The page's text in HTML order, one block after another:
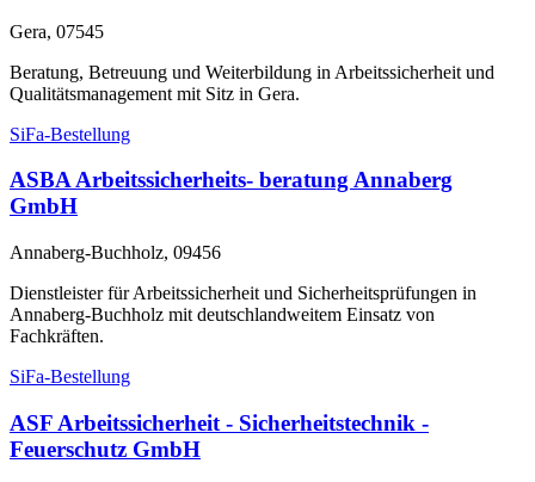
Gera, 07545
Beratung, Betreuung und Weiterbildung in Arbeitssicherheit und
Qualitätsmanagement mit Sitz in Gera.
SiFa-Bestellung
ASBA Arbeitssicherheits- beratung Annaberg
GmbH
Annaberg-Buchholz, 09456
Dienstleister für Arbeitssicherheit und Sicherheitsprüfungen in
Annaberg-Buchholz mit deutschlandweitem Einsatz von
Fachkräften.
SiFa-Bestellung
ASF Arbeitssicherheit - Sicherheitstechnik -
Feuerschutz GmbH